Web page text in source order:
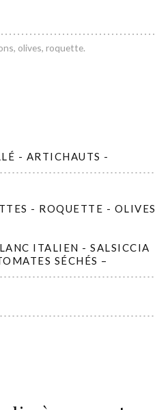
olives, roquette.
- ARTICHAUTS -
- ROQUETTE - OLIVES
ITALIEN - SALSICCIA
SÉCHÉS –